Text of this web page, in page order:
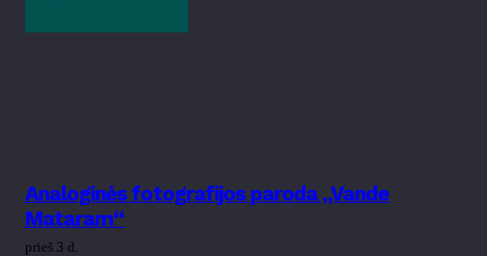
Analoginės fotografijos paroda „Vande
Mataram“
prieš 3 d.